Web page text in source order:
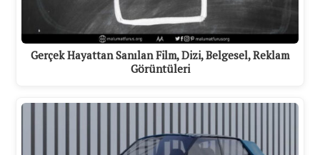
Gerçek Hayattan Sanılan Film, Dizi, Belgesel, Reklam
Görüntüleri